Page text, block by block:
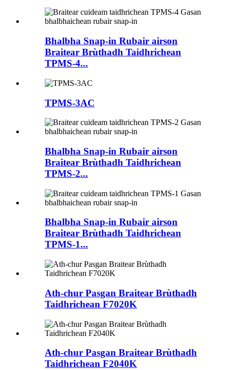
Bhalbha Snap-in Rubair airson
Braitear Brùthadh Taidhrichean
TPMS-4...
TPMS-3AC
Bhalbha Snap-in Rubair airson
Braitear Brùthadh Taidhrichean
TPMS-2...
Bhalbha Snap-in Rubair airson
Braitear Brùthadh Taidhrichean
TPMS-1...
Ath-chur Pasgan Braitear Brùthadh
Taidhrichean F7020K
Ath-chur Pasgan Braitear Brùthadh
Taidhrichean F2040K